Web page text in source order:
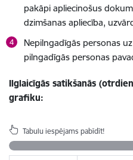
pakāpi apliecinošus
dzimšanas apliecība,
Nepilngadīgās personas
pilngadīgās personas
Ilglaicīgās satikšanās
grafiku:
Tabulu iespējams pabīdīt!